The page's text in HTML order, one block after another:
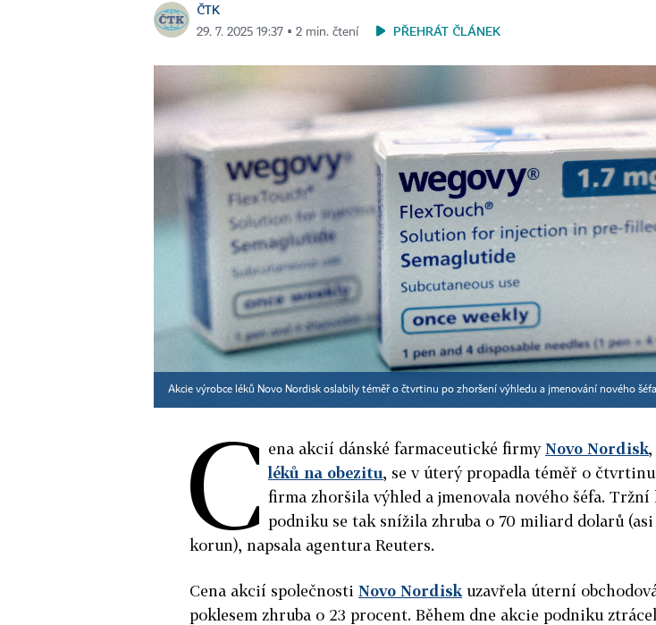
ČTK
29. 7. 2025 19:37 ▪ 2 min. čtení PŘEHRÁT ČLÁNEK
Akcie výrobce léků Novo Nordisk oslabily téměř o čtvrtinu po zhoršení výhledu a jmenování nového
C ena akcií dánské farmaceutické firmyNovo Nordisk
léků na obezitu, se v úterý propadla téměř o
firma zhoršila výhled a jmenovala nového šéfa. Tržní
podniku se tak snížila zhruba o 70 miliard dolarů (asi
korun), napsala agentura Reuters.
Cena akcií společnosti Novo Nordisk uzavřela úterní
poklesem zhruba o 23 procent. Během dne akcie podniku